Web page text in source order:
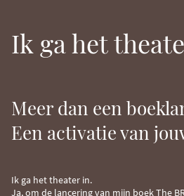
Ik ga het
Meer dan een
Een activatie van
Ik ga het theater in.
Ja, om de lancering van mijn boek The